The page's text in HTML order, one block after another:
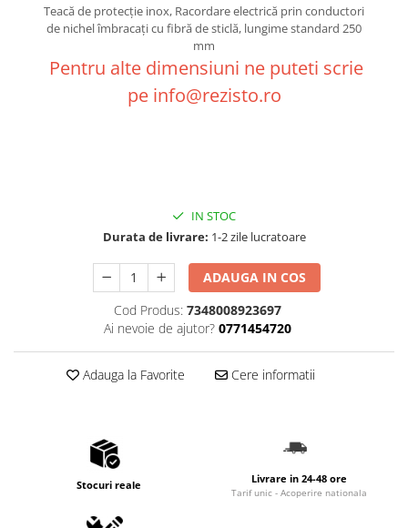
Teacă de protecţie inox, Racordare electrică prin conductori
de nichel îmbracaţi cu fibră de sticlă, lungime standard 250
mm
Pentru alte dimensiuni ne puteti scrie
pe info@rezisto.ro
IN STOC
Durata de livrare: 1-2 zile lucratoare
ADAUGA IN COS
Cod Produs: 7348008923697
Ai nevoie de ajutor? 0771454720
Adauga la Favorite Cere informatii
Stocuri reale Livrare in 24-48 ore
Tarif unic - Acoperire nationala